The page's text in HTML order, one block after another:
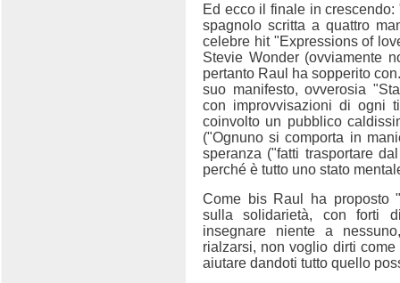
Ed ecco il finale in
spagnolo scritta a quattro
celebre hit "Expressions of
Stevie Wonder (ovviamente
pertanto Raul ha sopperito
suo manifesto, ovverosia
con improvvisazioni di ogni
coinvolto un pubblico
("Ognuno si comporta in
speranza ("fatti trasportare
perché è tutto uno stato
Come bis Raul ha proposto
sulla solidarietà, con forti
insegnare niente a
rialzarsi, non voglio dirti
aiutare dandoti tutto quello